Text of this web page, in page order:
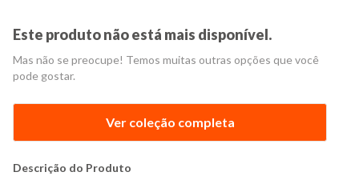
Este produto não está mais disponível.
Mas não se preocupe! Temos muitas outras opções que você
pode gostar.
Ver coleção completa
Descrição do Produto